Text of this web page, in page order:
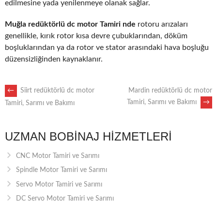
edilmesine yada yenilenmeye olanak sağlar.
Muğla redüktörlü dc motor Tamiri nde rotoru arızaları
genellikle, kırık rotor kısa devre çubuklarından, döküm
boşluklarından ya da rotor ve stator arasındaki hava boşluğu
düzensizliğinden kaynaklanır.
POST
←
Siirt redüktörlü dc motor
Tamiri, Sarımı ve Bakımı
Mardin redüktörlü dc motor
Tamiri, Sarımı ve Bakımı
→
UZMAN BOBINAJ HIZMETLERI
CNC Motor Tamiri ve Sarımı
Spindle Motor Tamiri ve Sarımı
Servo Motor Tamiri ve Sarımı
DC Servo Motor Tamiri ve Sarımı